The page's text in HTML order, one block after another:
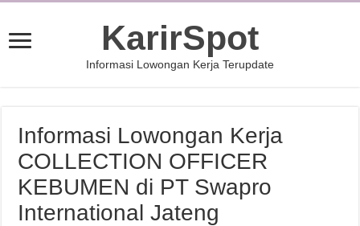
KarirSpot
Informasi Lowongan Kerja Terupdate
Informasi Lowongan Kerja
COLLECTION OFFICER
KEBUMEN di PT Swapro
International Jateng